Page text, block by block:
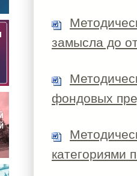
замысла до
фондовых
категориями